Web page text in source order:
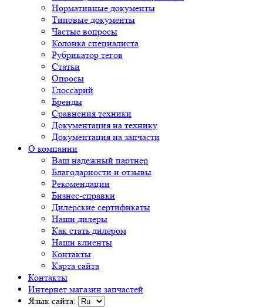
Нормативные документы
Типовые документы
Частые вопросы
Колонка специалиста
Рубрикатор тегов
Статьи
Опросы
Глоссарий
Бренды
Сравнения техники
Документация на технику
Документация на запчасти
О компании
Ваш надежный партнер
Благодарности и отзывы
Рекомендации
Бизнес-справки
Дилерские сертификаты
Наши дилеры
Как стать дилером
Наши клиенты
Контакты
Карта сайта
Контакты
Интернет магазин запчастей
Язык сайта: